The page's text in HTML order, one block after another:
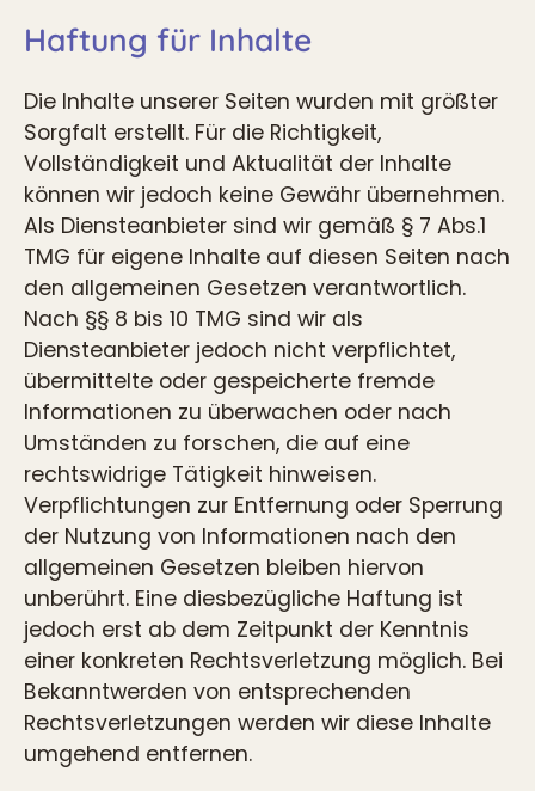
Haftung für Inhalte
Die Inhalte unserer Seiten wurden mit größter
Sorgfalt erstellt. Für die Richtigkeit,
Vollständigkeit und Aktualität der Inhalte
können wir jedoch keine Gewähr übernehmen.
Als Diensteanbieter sind wir gemäß § 7 Abs.1
TMG für eigene Inhalte auf diesen Seiten nach
den allgemeinen Gesetzen verantwortlich.
Nach §§ 8 bis 10 TMG sind wir als
Diensteanbieter jedoch nicht verpflichtet,
übermittelte oder gespeicherte fremde
Informationen zu überwachen oder nach
Umständen zu forschen, die auf eine
rechtswidrige Tätigkeit hinweisen.
Verpflichtungen zur Entfernung oder Sperrung
der Nutzung von Informationen nach den
allgemeinen Gesetzen bleiben hiervon
unberührt. Eine diesbezügliche Haftung ist
jedoch erst ab dem Zeitpunkt der Kenntnis
einer konkreten Rechtsverletzung möglich. Bei
Bekanntwerden von entsprechenden
Rechtsverletzungen werden wir diese Inhalte
umgehend entfernen.